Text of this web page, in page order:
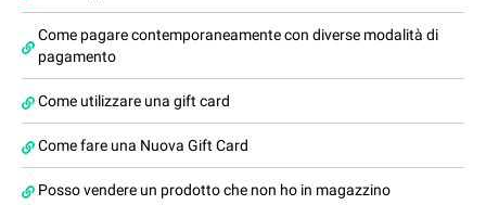
Come pagare contemporaneamente con diverse modalità di
pagamento
Come utilizzare una gift card
Come fare una Nuova Gift Card
Posso vendere un prodotto che non ho in magazzino